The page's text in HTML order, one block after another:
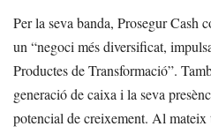
Per la seva banda, Prosegur Cash
un “negoci més diversificat,
Productes de Transformació”.
generació de caixa i la seva
potencial de creixement. Al